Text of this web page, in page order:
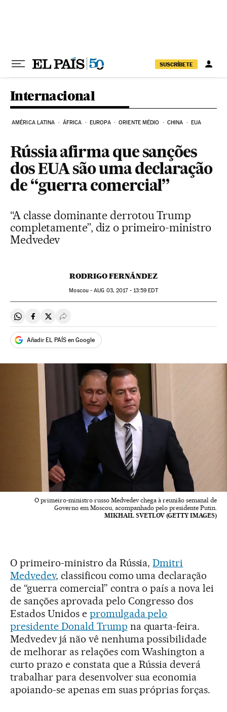
SUSCRÍBETE
Internacional
AMÉRICA LATINA ÁFRICA EUROPA ORIENTE MÉDIO CHINA EUA
Rússia afirma que sanções
dos EUA são uma declaração
de “guerra comercial”
“A classe dominante derrotou Trump
completamente”, diz o primeiro-ministro
Medvedev
RODRIGO FERNÁNDEZ
Moscou -AUG 03, 2017 - 13:59 EDT
Compartir en Whatsapp
Compartir en Facebook
Compartir en Twitter
Desplegar Redes Sociales
Añadir EL PAÍS en Google
O primeiro-ministro russo Medvedev chega à reunião semanal de
Governo em Moscou, acompanhado pelo presidente Putin.
MIKHAIL SVETLOV (GETTY IMAGES)
O primeiro-ministro da Rússia,Dmitri
Medvedev, classificou como uma declaração
de “guerra comercial” contra o país a nova lei
de sanções aprovada pelo Congresso dos
Estados Unidos e promulgada pelo
presidente Donald Trump na quarta-feira.
Medvedev já não vê nenhuma possibilidade
de melhorar as relações com Washington a
curto prazo e constata que a Rússia deverá
trabalhar para desenvolver sua economia
apoiando-se apenas em suas próprias forças.